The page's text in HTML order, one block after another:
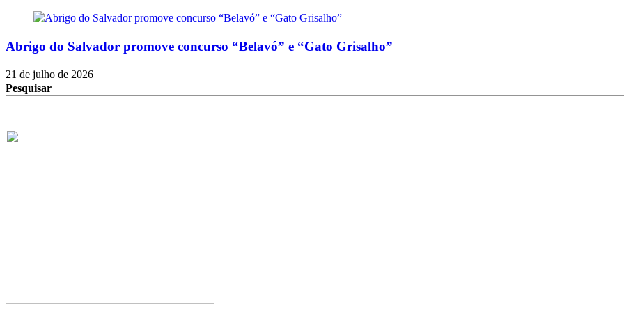
Abrigo do Salvador promove concurso “Belavó” e “Gato Grisalho”
21 de julho de 2026
Pesquisar